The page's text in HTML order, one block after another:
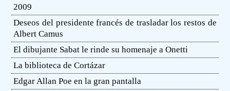
2009
Deseos del presidente francés de trasladar los restos de
Albert Camus
El dibujante Sabat le rinde su homenaje a Onetti
La biblioteca de Cortázar
Edgar Allan Poe en la gran pantalla